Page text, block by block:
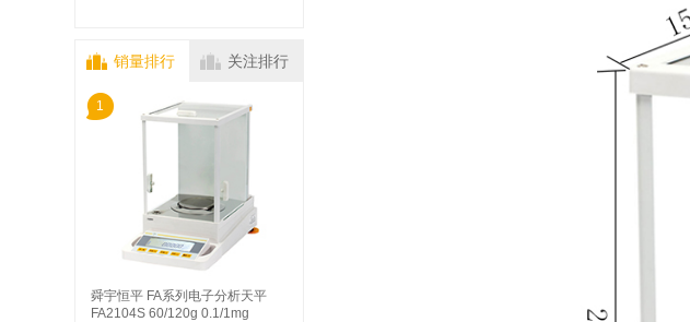
销量排行 关注排行
1
舜宇恒平 FA系列电子分析天平
FA2104S 60/120g 0.1/1mg